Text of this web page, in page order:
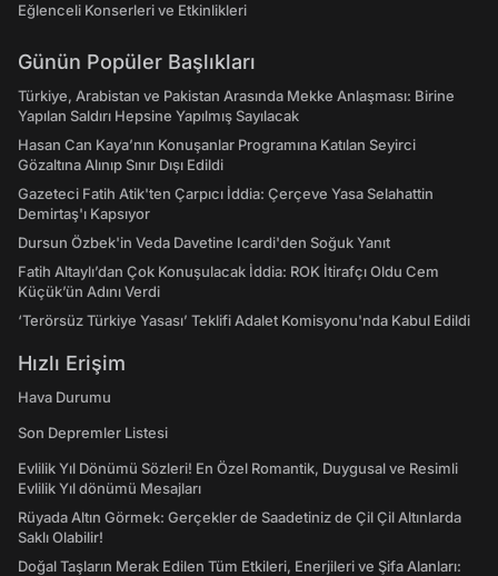
Eğlenceli Konserleri ve Etkinlikleri
Günün Popüler Başlıkları
Türkiye, Arabistan ve Pakistan Arasında Mekke Anlaşması: Birine
Yapılan Saldırı Hepsine Yapılmış Sayılacak
Hasan Can Kaya’nın Konuşanlar Programına Katılan Seyirci
Gözaltına Alınıp Sınır Dışı Edildi
Gazeteci Fatih Atik'ten Çarpıcı İddia: Çerçeve Yasa Selahattin
Demirtaş'ı Kapsıyor
Dursun Özbek'in Veda Davetine Icardi'den Soğuk Yanıt
Fatih Altaylı’dan Çok Konuşulacak İddia: ROK İtirafçı Oldu Cem
Küçük’ün Adını Verdi
‘Terörsüz Türkiye Yasası’ Teklifi Adalet Komisyonu'nda Kabul Edildi
Hızlı Erişim
Hava Durumu
Son Depremler Listesi
Evlilik Yıl Dönümü Sözleri! En Özel Romantik, Duygusal ve Resimli
Evlilik Yıl dönümü Mesajları
Rüyada Altın Görmek: Gerçekler de Saadetiniz de Çil Çil Altınlarda
Saklı Olabilir!
Doğal Taşların Merak Edilen Tüm Etkileri, Enerjileri ve Şifa Alanları: